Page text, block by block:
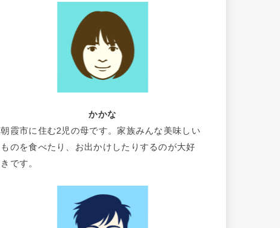
かかな
朝霞市に住む2児の母です。家族みんな美味しい
ものを食べたり、お出かけしたりするのが大好
きです。